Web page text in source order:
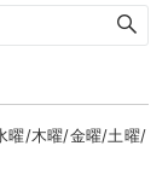
曜/木曜/金曜/土曜/